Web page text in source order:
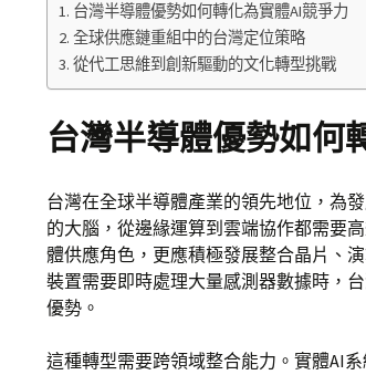
台灣半導體優勢如何轉化為實體AI競爭力
全球供應鏈重組中的台灣定位策略
從代工思維到創新驅動的文化轉型挑戰
台灣半導體優勢如何
台灣在全球半導體產業的領先地位，為
的大腦，從邊緣運算到雲端協作都需要
體供應角色，更應積極發展整合晶片、
裝置需要即時處理大量感測器數據時，
優勢。
這種轉型需要跨領域整合能力。實體AI